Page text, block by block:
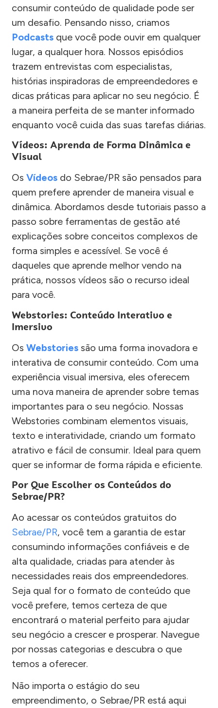
consumir conteúdo de qualidade pode ser
um desafio. Pensando nisso, criamos
Podcasts que você pode ouvir em qualquer
lugar, a qualquer hora. Nossos episódios
trazem entrevistas com especialistas,
histórias inspiradoras de empreendedores e
dicas práticas para aplicar no seu negócio. É
a maneira perfeita de se manter informado
enquanto você cuida das suas tarefas diárias.
Vídeos: Aprenda de Forma Dinâmica e
Visual
Os Vídeos do Sebrae/PR são pensados para
quem prefere aprender de maneira visual e
dinâmica. Abordamos desde tutoriais passo a
passo sobre ferramentas de gestão até
explicações sobre conceitos complexos de
forma simples e acessível. Se você é
daqueles que aprende melhor vendo na
prática, nossos vídeos são o recurso ideal
para você.
Webstories: Conteúdo Interativo e
Imersivo
Os Webstories são uma forma inovadora e
interativa de consumir conteúdo. Com uma
experiência visual imersiva, eles oferecem
uma nova maneira de aprender sobre temas
importantes para o seu negócio. Nossas
Webstories combinam elementos visuais,
texto e interatividade, criando um formato
atrativo e fácil de consumir. Ideal para quem
quer se informar de forma rápida e eficiente.
Por Que Escolher os Conteúdos do
Sebrae/PR?
Ao acessar os conteúdos gratuitos do
Sebrae/PR, você tem a garantia de estar
consumindo informações confiáveis e de
alta qualidade, criadas para atender às
necessidades reais dos empreendedores.
Seja qual for o formato de conteúdo que
você prefere, temos certeza de que
encontrará o material perfeito para ajudar
seu negócio a crescer e prosperar. Navegue
por nossas categorias e descubra o que
temos a oferecer.
Não importa o estágio do seu
empreendimento, o Sebrae/PR está aqui